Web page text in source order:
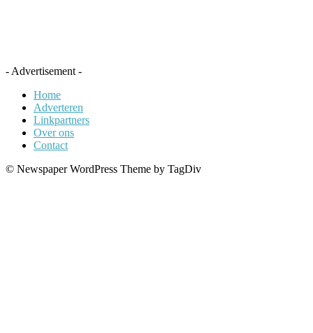
- Advertisement -
Home
Adverteren
Linkpartners
Over ons
Contact
© Newspaper WordPress Theme by TagDiv